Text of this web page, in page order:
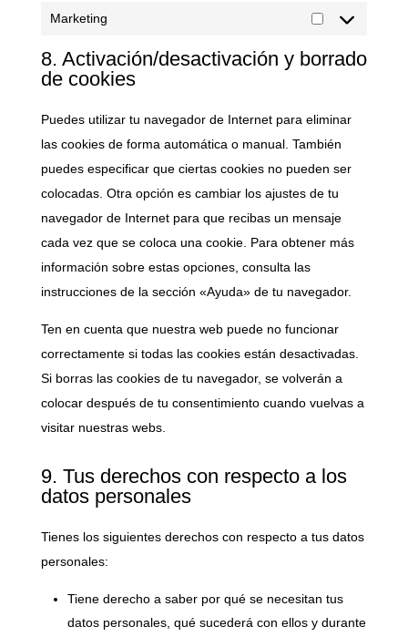
Marketing
Marketing
8. Activación/desactivación y borrado
de cookies
Puedes utilizar tu navegador de Internet para eliminar
las cookies de forma automática o manual. También
puedes especificar que ciertas cookies no pueden ser
colocadas. Otra opción es cambiar los ajustes de tu
navegador de Internet para que recibas un mensaje
cada vez que se coloca una cookie. Para obtener más
información sobre estas opciones, consulta las
instrucciones de la sección «Ayuda» de tu navegador.
Ten en cuenta que nuestra web puede no funcionar
correctamente si todas las cookies están desactivadas.
Si borras las cookies de tu navegador, se volverán a
colocar después de tu consentimiento cuando vuelvas a
visitar nuestras webs.
9. Tus derechos con respecto a los
datos personales
Tienes los siguientes derechos con respecto a tus datos
personales:
Tiene derecho a saber por qué se necesitan tus
datos personales, qué sucederá con ellos y durante